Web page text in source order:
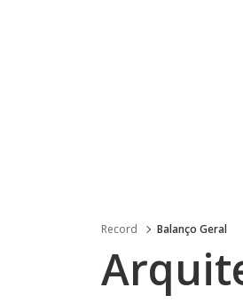
Record Balanço Geral